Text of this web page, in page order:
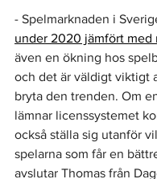
- Spelmarknaden i
under 2020 jämfört med
även en ökning hos
och det är väldigt viktigt
bryta den trenden. Om
lämnar licenssystemet
också ställa sig utanför
spelarna som får en
avslutar Thomas från